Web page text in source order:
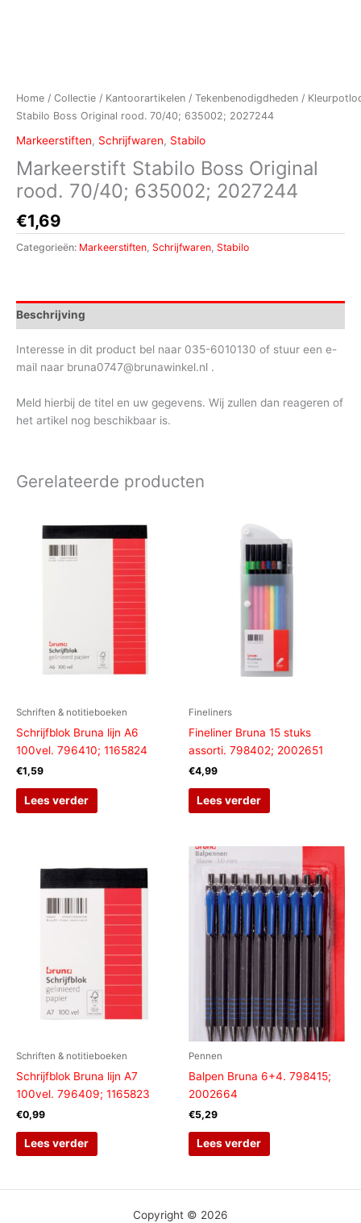
Home / Collectie / Kantoorartikelen / Tekenbenodigdheden /
Stabilo Boss Original rood. 70/40; 635002; 2027244
Markeerstiften, Schrijfwaren, Stabilo
Markeerstift Stabilo Boss Original
rood. 70/40; 635002; 2027244
€1,69
Categorieën: Markeerstiften Schrijfwaren Stabilo
Beschrijving
Interesse in dit product bel naar 035-6010130 of stuur een e-
mail naar bruna0747@brunawinkel.nl .
Meld hierbij de titel en uw gegevens. Wij zullen dan reageren of
het artikel nog beschikbaar is.
Gerelateerde producten
Schriften & notitieboeken
Schrijfblok Bruna lijn A6
100vel. 796410; 1165824
€1,59
Lees verder
Fineliners
Fineliner Bruna 15 stuks
assorti. 798402; 2002651
€4,99
Lees verder
Schriften & notitieboeken
Schrijfblok Bruna lijn A7
100vel. 796409; 1165823
€0,99
Lees verder
Pennen
Balpen Bruna 6+4. 798415;
2002664
€5,29
Lees verder
Copyright © 2026